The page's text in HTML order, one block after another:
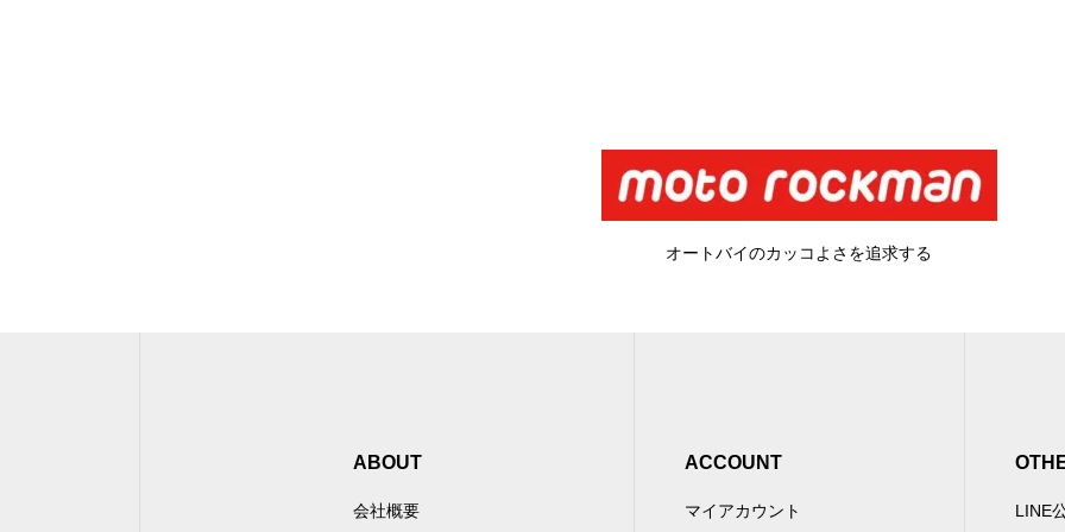
オートバイのカッコよさを追求する
ABOUT
会社概要
ACCOUNT
マイアカウント LINE